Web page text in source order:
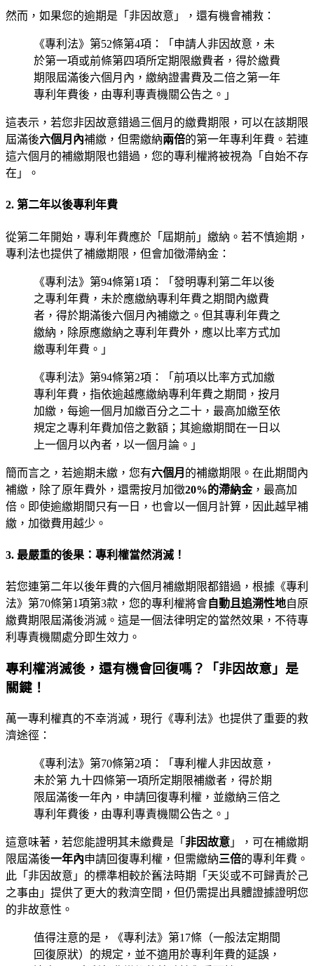
然而，如果您的逾期是「非因故意」，還有機會補救：
《專利法》第52條第4項：「申請人非因故意，未
於第一項或前條第四項所定期限繳費者，得於繳費
期限屆滿後六個月內，繳納證書費及二倍之第一年
專利年費後，由專利專責機關公告之。」
這表示，若您非因故意錯過三個月的繳費期限，可以在該期限
屆滿後六個月內補繳，但需繳納兩倍的第一年專利年費。若連
這六個月的補繳期限也錯過，您的專利權將被視為「自始不存
在」。
2. 第二年以後專利年費
從第二年開始，專利年費應於「屆期前」繳納。若不慎逾期，
專利法也提供了補繳期限，但會加徵滯納金：
《專利法》第94條第1項：「發明專利第二年以後
之專利年費，未於應繳納專利年費之期間內繳費
者，得於期滿後六個月內補繳之。但其專利年費之
繳納，除原應繳納之專利年費外，應以比率方式加
繳專利年費。」
《專利法》第94條第2項：「前項以比率方式加繳
專利年費，指依逾越應繳納專利年費之期間，按月
加繳，每逾一個月加繳百分之二十，最高加繳至依
規定之專利年費加倍之數額；其逾繳期間在一日以
上一個月以內者，以一個月論。」
簡而言之，若逾期未繳，您有六個月 的補繳期限。在此期間內
補繳，除了原年費外，還需按月加徵20%的滯納金，最高加
倍。即使逾繳期間只有一日，也會以一個月計算，因此越早補
繳，加徵費用越少。
3. 最嚴重的後果：專利權當然消滅！
若您連第二年以後年費的六個月補繳期限都錯過，根據《專利
法》第70條第1項第3款，您的專利權將會自動且追溯性地自原
繳費期限屆滿後消滅。這是一個法律明定的當然效果，不待專
利專責機關處分即生效力。
專利權消滅後，還有機會回復嗎？「非因故意」是
關鍵！
萬一專利權真的不幸消滅，現行《專利法》也提供了重要的救
濟途徑：
《專利法》第70條第2項：「專利權人非因故意，
未於第 九十四條第一項所定期限補繳者，得於期
限屆滿後一年內，申請回復專利權，並繳納三倍之
專利年費後，由專利專責機關公告之。」
這意味著，若您能證明其未繳費是「 非因故意 」，可在補繳期
限屆滿後一年內申請回復專利權，但需繳納三倍的專利年費。
此「非因故意」的標準相較於舊法時期「天災或不可歸責於己
之事由」提供了更大的救濟空間，但仍需提出具體證據證明您
的非故意性。
值得注意的是，《專利法》第17條（一般法定期間
回復原狀）的規定，並不適用於專利年費的延誤，